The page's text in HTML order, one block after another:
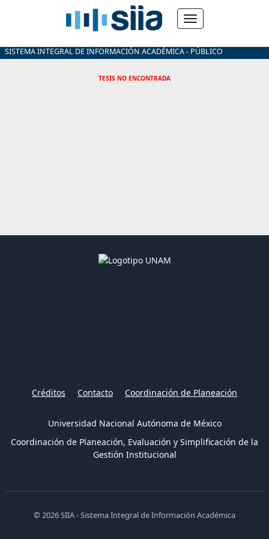
SISTEMA INTEGRAL DE INFORMACIÓN ACADÉMICA - PÚBLICO
TESIS NO ENCONTRADA
Créditos Contacto Coordinación de Planeación
Universidad Nacional Autónoma de México
Coordinación de Planeación, Evaluación y Simplificación de la
Gestión Institucional
© 2026 SIIA - Sistema Integral de Información Académica